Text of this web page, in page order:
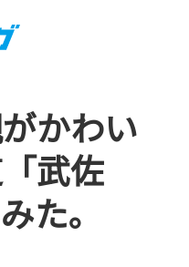
かわい
武佐
た。